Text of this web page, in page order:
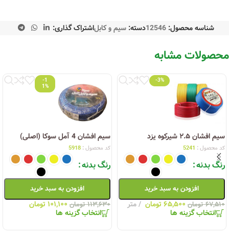
شناسه محصول: 12546دسته: سیم و کابلاشتراک گذاری:
محصولات مشابه
-3%
سیم افشان ۲.۵ شیرکوه یزد
کد محصول : 5241
رنگ بدنه
افزودن به سبد خرید
۶۷,۵۱۰ تومان ۶۵,۵۰۰تومان متر
انتخاب گزینه ها
-1
1%
سیم افشان 4 آمل سوکا (اصلی)
کد محصول : 5918
رنگ بدنه
افزودن به سبد خرید
۱۱۳,۶۳۰ تومان ۱۰۱,۱۰۰ تومان
انتخاب گزینه ها